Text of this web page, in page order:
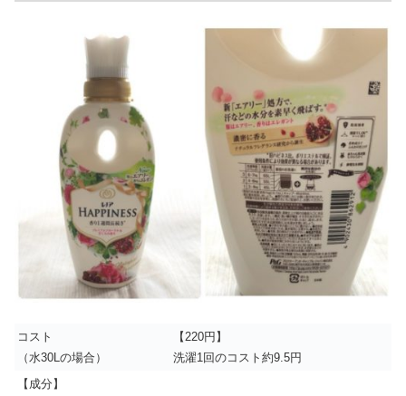
コスト
（水30Lの場合）
【220円】
洗濯1回のコスト約9.5円
【成分】